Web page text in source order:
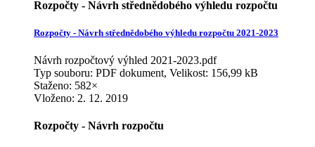
Rozpočty - Návrh střednědobého výhledu rozpočtu
Rozpočty - Návrh střednědobého výhledu rozpočtu 2021-2023
Návrh rozpočtový výhled 2021-2023.pdf
Typ souboru: PDF dokument, Velikost: 156,99 kB
Staženo: 582×
Vloženo: 2. 12. 2019
Rozpočty - Návrh rozpočtu